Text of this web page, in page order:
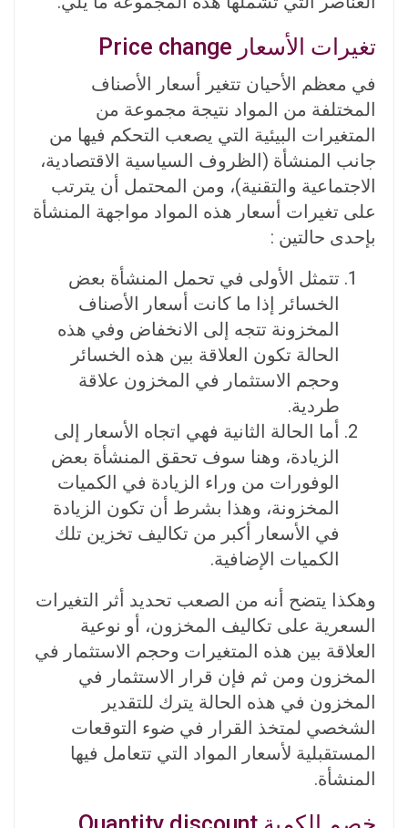
تغيرات الأسعار Price change
في معظم الأحيان تتغير أسعار الأصناف
المختلفة من المواد نتيجة مجموعة من
المتغيرات البيئية التي يصعب التحكم فيها من
جانب المنشأة (الظروف السياسية الاقتصادية،
الاجتماعية والتقنية)، ومن المحتمل أن يترتب
على تغيرات أسعار هذه المواد مواجهة المنشأة
بإحدى حالتين :
تتمثل الأولى في تحمل المنشأة بعض
الخسائر إذا ما كانت أسعار الأصناف
المخزونة تتجه إلى الانخفاض وفي هذه
الحالة تكون العلاقة بين هذه الخسائر
وحجم الاستثمار في المخزون علاقة
طردية.
أما الحالة الثانية فهي اتجاه الأسعار إلى
الزيادة، وهنا سوف تحقق المنشأة بعض
الوفورات من وراء الزيادة في الكميات
المخزونة، وهذا بشرط أن تكون الزيادة
في الأسعار أكبر من تكاليف تخزين تلك
الكميات الإضافية.
وهكذا يتضح أنه من الصعب تحديد أثر التغيرات
السعرية على تكاليف المخزون، أو نوعية
العلاقة بين هذه المتغيرات وحجم الاستثمار في
المخزون ومن ثم فإن قرار الاستثمار في
المخزون في هذه الحالة يترك للتقدير
الشخصي لمتخذ القرار في ضوء التوقعات
المستقبلية لأسعار المواد التي تتعامل فيها
المنشأة.